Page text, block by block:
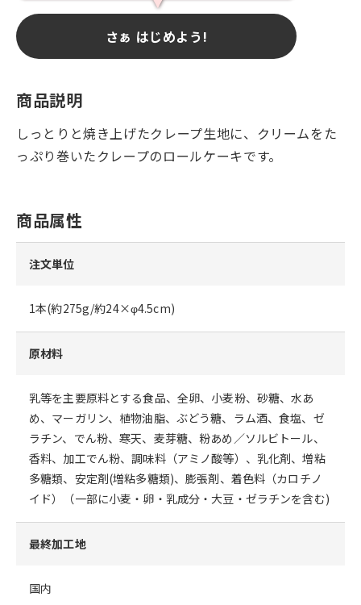
さぁ はじめよう!
商品説明
しっとりと焼き上げたクレープ生地に、クリームをた
っぷり巻いたクレープのロールケーキです。
商品属性
注文単位
1本(約275g/約24×φ4.5cm)
原材料
乳等を主要原料とする食品、全卵、小麦粉、砂糖、水あ
め、マーガリン、植物油脂、ぶどう糖、ラム酒、食塩、ゼ
ラチン、でん粉、寒天、麦芽糖、粉あめ／ソルビトール、
香料、加工でん粉、調味料（アミノ酸等）、乳化剤、増粘
多糖類、安定剤(増粘多糖類)、膨張剤、着色料（カロチノ
イド）（一部に小麦・卵・乳成分・大豆・ゼラチンを含む)
最終加工地
国内